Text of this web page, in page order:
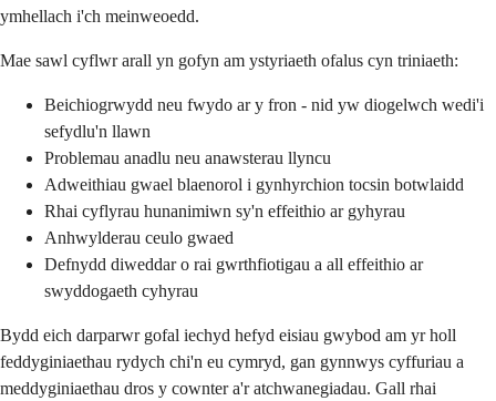
ymhellach i'ch meinweoedd.
Mae sawl cyflwr arall yn gofyn am ystyriaeth ofalus cyn triniaeth:
Beichiogrwydd neu fwydo ar y fron - nid yw diogelwch wedi'i
sefydlu'n llawn
Problemau anadlu neu anawsterau llyncu
Adweithiau gwael blaenorol i gynhyrchion tocsin botwlaidd
Rhai cyflyrau hunanimiwn sy'n effeithio ar gyhyrau
Anhwylderau ceulo gwaed
Defnydd diweddar o rai gwrthfiotigau a all effeithio ar
swyddogaeth cyhyrau
Bydd eich darparwr gofal iechyd hefyd eisiau gwybod am yr holl
feddyginiaethau rydych chi'n eu cymryd, gan gynnwys cyffuriau a
meddyginiaethau dros y cownter a'r atchwanegiadau. Gall rhai